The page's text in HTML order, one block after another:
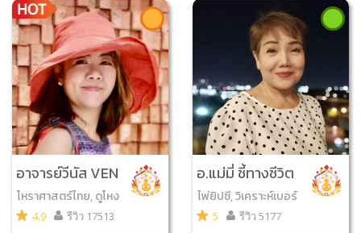
ณ โลก
อาจารย์วีนัส VEN
US
โหราศาสตร์ไทย, ดูโหง
วเฮ้ง, วิเคราะห์เบอร์มือ
4.9 รีวิว 17513
อ.แม่มี่ ชี้ทางชีวิต
ไพ่ยิปซี, วิเคราะห์เบอร์
มือถือ, ไพ่ออราเคิล, ไพ่
5 รีวิว 5177